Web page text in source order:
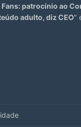
Fans: patrocínio ao
adulto, diz CEO"